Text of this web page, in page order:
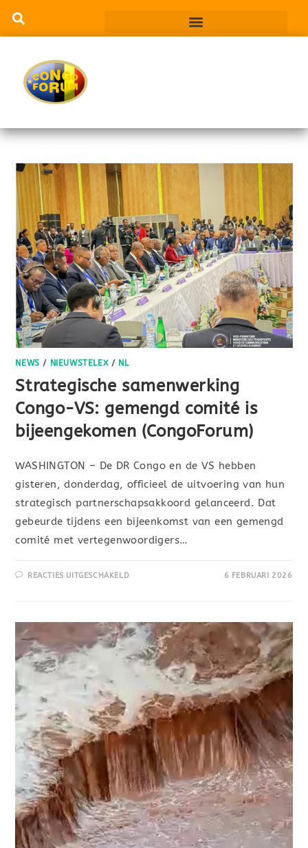
NEWS / NIEUWSTELEX/ NL
Strategische samenwerking
Congo-VS: gemengd comité is
bijeengekomen (CongoForum)
WASHINGTON – De DR Congo en de VS hebben
gisteren, donderdag, officieel de uitvoering van hun
strategisch partnerschapsakkoord gelanceerd. Dat
gebeurde tijdens een bijeenkomst van een gemengd
comité met vertegenwoordigers…
REACTIES UITGESCHAKELD 6 FEBRUARI 2026